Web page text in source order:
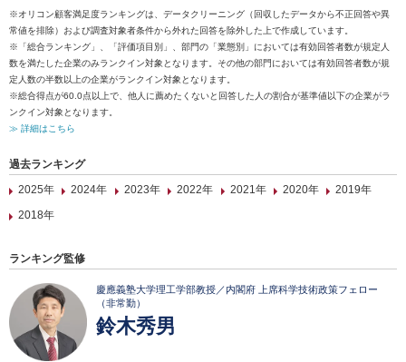
※オリコン顧客満足度ランキングは、データクリーニング（回収したデータから不正回答や異
常値を排除）および調査対象者条件から外れた回答を除外した上で作成しています。
※「総合ランキング」、「評価項目別」、部門の「業態別」においては有効回答者数が規定人
数を満たした企業のみランクイン対象となります。その他の部門においては有効回答者数が規
定人数の半数以上の企業がランクイン対象となります。
※総合得点が60.0点以上で、他人に薦めたくないと回答した人の割合が基準値以下の企業がラ
ンクイン対象となります。
≫ 詳細はこちら
過去ランキング
2025年
2024年 2023年 2022年 2021年 2020年
2019年
2018年
ランキング監修
慶應義塾大学理工学部教授／内閣府 上席科学技術政策フェロー
（非常勤）
鈴木秀男